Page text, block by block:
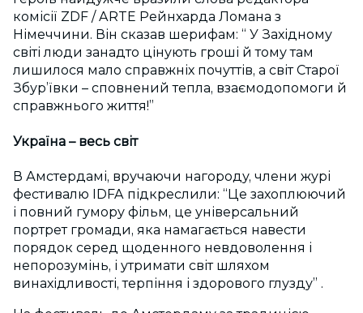
комісії ZDF / ARTE Рейнхарда Ломана з
Німеччини. Він сказав шерифам: “ У Західному
світі люди занадто цінують гроші й тому там
лишилося мало справжніх почуттів, а світ Старої
Збур’ївки – сповнений тепла, взаємодопомоги й
справжнього життя!”
Україна – весь світ
В Амстердамі, вручаючи нагороду, члени журі
фестивалю IDFA підкреслили: “Це захоплюючий
і повний гумору фільм, це універсальний
портрет громади, яка намагається навести
порядок серед щоденного невдоволення і
непорозумінь, і утримати світ шляхом
винахідливості, терпіння і здорового глузду” .